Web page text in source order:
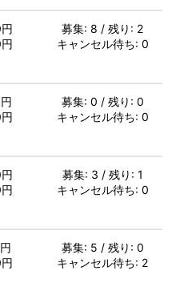
募集: 8 / 残り: 2
キャンセル待ち: 0
募集: 0 / 残り: 0
キャンセル待ち: 0
募集: 3 / 残り: 1
キャンセル待ち: 0
募集: 5 / 残り: 0
キャンセル待ち: 2